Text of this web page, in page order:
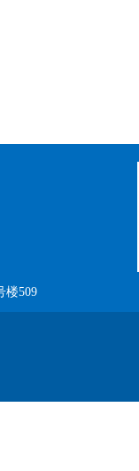
楼509